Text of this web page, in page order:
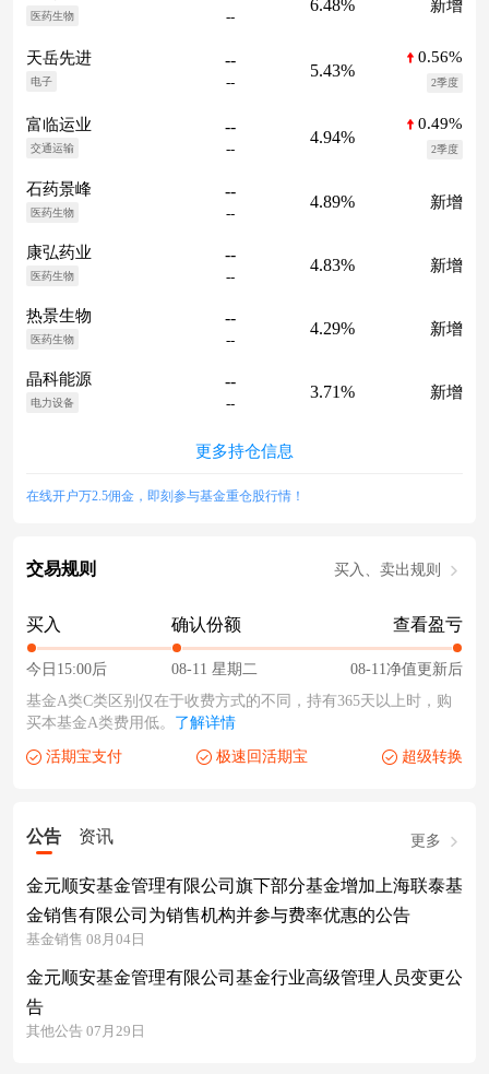
医药生物 --
6.48% 新增
天岳先进
电子
--
--
5.43%
0.56%
2季度
富临运业
交通运输
--
--
4.94%
0.49%
2季度
石药景峰
医药生物
--
--
4.89% 新增
康弘药业
医药生物
--
--
4.83% 新增
热景生物
医药生物
--
--
4.29% 新增
晶科能源
电力设备
--
--
3.71% 新增
更多持仓信息
在线开户万2.5佣金，即刻参与基金重仓股行情！
交易规则 买入、卖出规则
买入
今日15:00后
确认份额
08-11 星期二
查看盈亏
08-11净值更新后
基金A类C类区别仅在于收费方式的不同，持有365天以上时，购
买本基金A类费用低。 了解详情
活期宝支付 极速回活期宝 超级转换
公告 资讯 更多
金元顺安基金管理有限公司旗下部分基金增加上海联泰基
金销售有限公司为销售机构并参与费率优惠的公告
基金销售 08月04日
金元顺安基金管理有限公司基金行业高级管理人员变更公
告
其他公告 07月29日